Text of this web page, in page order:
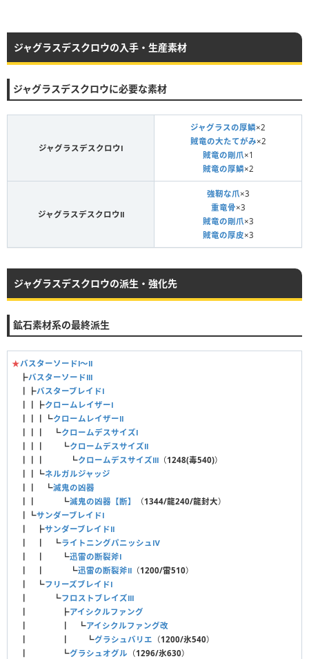
ジャグラスデスクロウの入手・生産素材
ジャグラスデスクロウに必要な素材
ジャグラスデスクロウⅠ
ジャグラスの厚鱗×2
賊竜の大たてがみ×2
賊竜の剛爪×1
賊竜の厚鱗×2
ジャグラスデスクロウⅡ
強靭な爪×3
重竜骨×3
賊竜の剛爪×3
賊竜の厚皮×3
ジャグラスデスクロウの派生・強化先
鉱石素材系の最終派生
★バスターソードⅠ〜Ⅱ
┣バスターソードⅢ
┃┣バスターブレイドⅠ
┃┃┣クロームレイザーⅠ
┃┃┃┗クロームレイザーⅡ
┃┃┃ ┗クロームデスサイズⅠ
┃┃┃ ┗クロームデスサイズⅡ
┃┃┃ ┗クロームデスサイズⅢ （1248(毒540)）
┃┃┗ネルガルジャッジ
┃┃ ┗滅鬼の凶器
┃┃ ┗滅鬼の凶器【断】 （1344/龍240/龍封大）
┃┗サンダーブレイドⅠ
┃ ┣サンダーブレイドⅡ
┃ ┃ ┗ライトニングパニッシュⅣ
┃ ┃ ┗迅雷の断裂斧Ⅰ
┃ ┃ ┗迅雷の断裂斧Ⅱ （1200/雷510）
┃ ┗フリーズブレイドⅠ
┃ ┗フロストブレイズⅢ
┃ ┣アイシクルファング
┃ ┃ ┗アイシクルファング改
┃ ┃ ┗グラシュバリエ （1200/氷540）
┃ ┗グラシュオグル （1296/氷630）